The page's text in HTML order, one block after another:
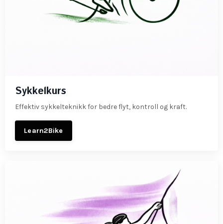
Sykkelkurs
Effektiv sykkelteknikk for bedre flyt, kontroll og kraft.
Learn2Bike